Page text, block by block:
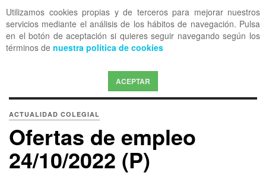
Utilizamos cookies propias y de terceros para mejorar nuestros
servicios mediante el análisis de los hábitos de navegación. Pulsa
en el botón de aceptación si quieres seguir navegando según los
términos de nuestra política de cookies
ACEPTAR
OFF CANVAS
ACTUALIDAD COLEGIAL
Ofertas de empleo
24/10/2022 (P)